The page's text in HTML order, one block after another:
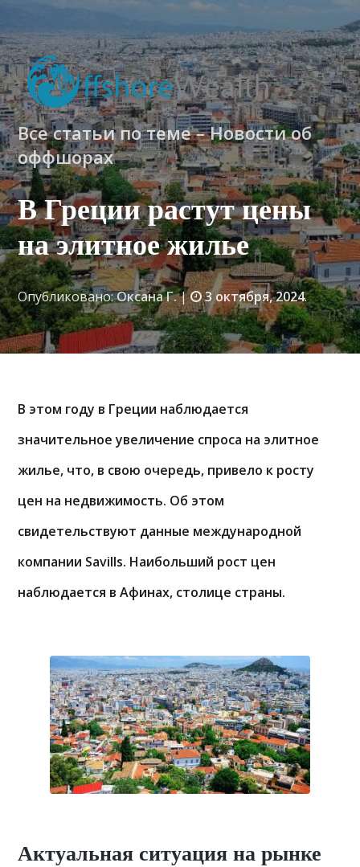
Все статьи по теме – Новости об
оффшорах
В Греции растут цены
на элитное жилье
Опубликовано:Оксана Г.| 3 октября, 2024.
В этом году в Греции наблюдается
значительное увеличение спроса на элитное
жилье, что, в свою очередь, привело к росту
цен на недвижимость. Об этом
свидетельствуют данные международной
компании Savills. Наибольший рост цен
наблюдается в Афинах, столице страны.
Актуальная ситуация на рынке